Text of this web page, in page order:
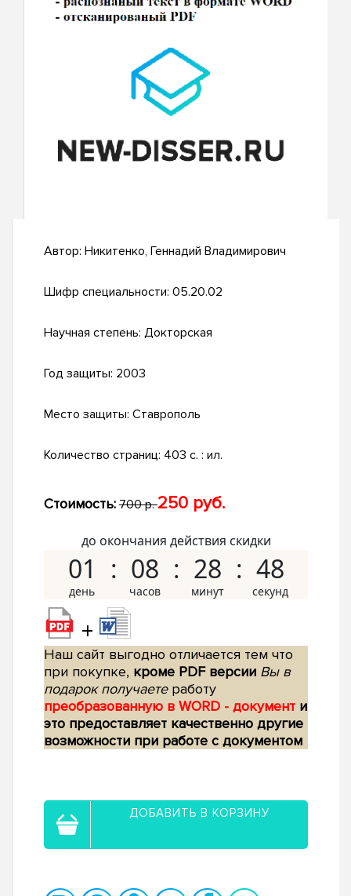
Автор: Никитенко, Геннадий Владимирович
Шифр специальности: 05.20.02
Научная степень: Докторская
Год защиты: 2003
Место защиты: Ставрополь
Количество страниц: 403 с. : ил.
Стоимость: 700 р.250 руб.
до окончания действия скидки
01 08 28 47
+
Наш сайт выгодно отличается тем что
при покупке, кроме PDF версии Вы в
подарок получаетеработу
преобразованную в WORD - документ и
это предоставляет качественно другие
возможности при работе с документом
ДОБАВИТЬ В КОРЗИНУ